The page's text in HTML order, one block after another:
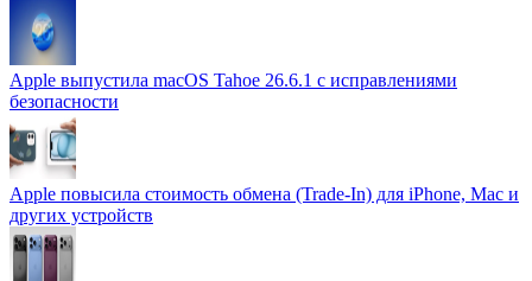
Apple выпустила macOS Tahoe 26.6.1 с исправлениями
безопасности
Apple повысила стоимость обмена (Trade-In) для iPhone, Mac и
других устройств